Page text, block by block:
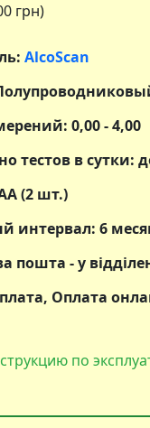
грн)
AlcoScan
0,00 - 4,00
тестов в сутки:
(2 шт.)
интервал: 6
пошта - у
Оплата
по